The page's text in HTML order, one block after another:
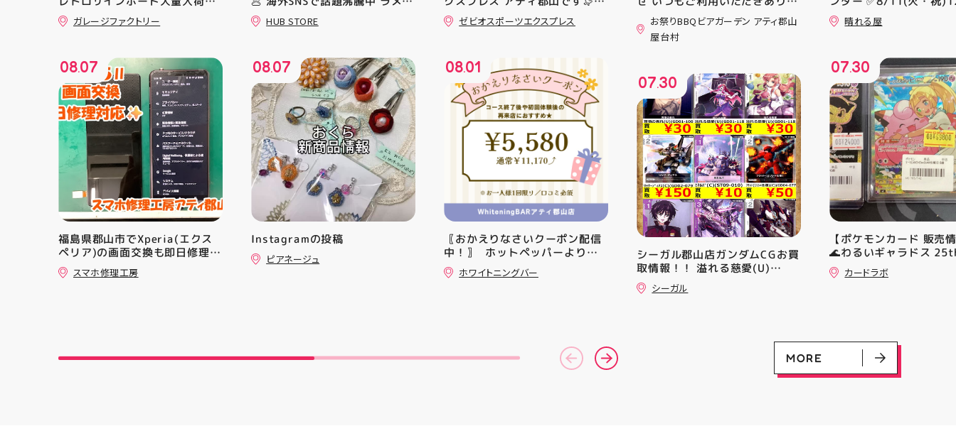
ました！ 今回はお菓子系をまと
めてみました お部屋に飾ればバ
4F “ガレージファクトリー”へ遊
びに来てね️‍️‍️‍ #福島 #郡山 #郡山
駅前 #雑貨屋 #昭和レトロ
ガレージファクトリー
08.07
福島県郡山市でXperia(エクス
ペリア)の画面交換も即日修理対
応😊💪スマホ修理工房
ラ中華まんスクイーズが新登
場！ キラキラグリッター素材が
クセになる やみつき触感がたま
らない…！ せいろ型ケースに入
っていて どの色の子が出るかは
開けてからのお楽しみ #ラメキ
ラ中華まん #スクイーズ #中華
まんグッズ #海外トレンド #む
にゅむにゅ シル活 新商品入荷
HUBSTORE
HUB STORE
08.07
Instagramの投稿
ピアネージュ
・ ★本日のラジオ★は アシッ
クスからランニングシューズ
反発性に優れた「FF TURBO
SQUARED」を新搭載し、推進力
を向上させました！
☆ASICSGRIPを前足部に追加
し、グリップ力を向上させまし
た！ ☆市場トレンドの反発性と
クッション性を表したデザイン
と優れた通気性を兼ね備えた
「エンジニアードウーブンアッ
パー」を搭載しました！ ・ 長
距離をカジュアルに走りたい方
や仕事履き、夏のお出かけで長
距離歩く方向けのクッションシ
ューズになっています 人気ラン
ニングシューズの最新作になり
ます！ ・ 気になる方は是非、
ゼビオスポーツエクスプレス
08.01
〖おかえりなさいクーポン配信
中！〗 ⁡ ホットペッパーより通
常￥11,170······▸ ￥5️⃣,5️⃣8️⃣0️⃣
のお得なクーポン配信中です★ ⁡
ご予約、ご来店お待ちしており
ます️ #ホワイトニンク #ホワイ
ホワイトニングバー
とうございます！ 8月12日
(水)〜8月16日(日) は、 営業時
間を変更して営業いたします
みいただけます ご家族とのお食
事やご友人との集まり、夏休み
のお出かけにもぴったり！ 屋台
グルメとBBQを一緒に楽しめる
「お祭りBBQビアガーデン」
で、夏の思い出を作りません
か？ 皆さまのご来店をスタッフ
一同、心よりお待ちしておりま
す お祭りBBQビアガーデン ア
ティ郡山屋台村
━━━━━━━━━━━━━━
━ ご予約・詳細はプロフィール
━━━━━━━━━━━━━━
━ #アティ郡山 #郡山 #郡山グ
ルメ #郡山BBQ #ビアガーデン
#お祭りBBQ #屋台グルメ #手
おでかけ #夏の思い出 #BBQ
お祭りBBQビアガーデン アティ郡山
屋台村
07.30
シーガル郡山店ガンダムCGお買
取情報！！ 溢れる慈愛(U)
(GD01-118) ￥30 覚悟の表れ
(U)(GD01-100) ￥30 ﾌﾗｯﾄ(ﾐﾘ
シーガル
⚔️イベント構成⚔️ スイス
+決勝ラウンド 🏆賞品
レッドの勅令》シルバ
ール・Foil×1枚 2-4位：
2,000pt 5-8位：
加お待ちしております！
晴れる屋
07.30
【ポケモンカード 販売
🌊わるいギャラドス
ーリエのピッピex 🔮ミ
vmax UR 入荷いたしま
カードラボ
MORE